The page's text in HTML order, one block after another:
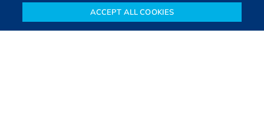
Notícias Colunistas Objetivos financeiros Investimentos Mais
composta por especialistas, o site proporciona aprendizado
sólido e confiável, além de artigos de parceiros que ampliam
ACCEPT ALL COOKIES